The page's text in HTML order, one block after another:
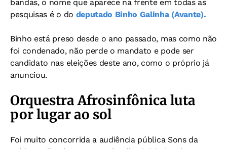
bandas, o nome que aparece na frente em todas as
pesquisas é o do deputado Binho Galinha (Avante).
Binho está preso desde o ano passado, mas como não
foi condenado, não perde o mandato e pode ser
candidato nas eleições deste ano, como o próprio já
anunciou.
Orquestra Afrosinfônica luta
por lugar ao sol
Foi muito concorrida a audiência pública Sons da